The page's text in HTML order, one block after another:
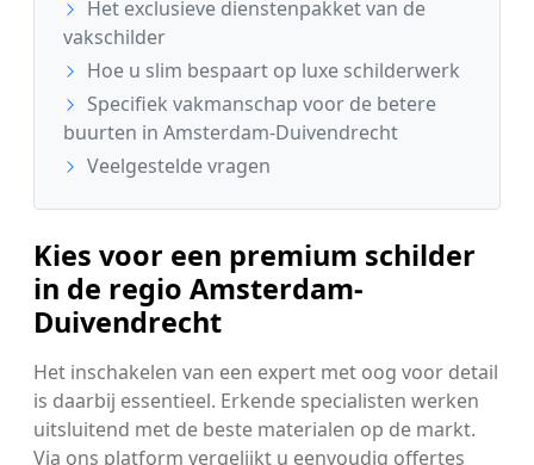
Het exclusieve dienstenpakket van de
vakschilder
Hoe u slim bespaart op luxe schilderwerk
Specifiek vakmanschap voor de betere
buurten in Amsterdam-Duivendrecht
Veelgestelde vragen
Kies voor een premium schilder
in de regio Amsterdam-
Duivendrecht
Het inschakelen van een expert met oog voor detail
is daarbij essentieel. Erkende specialisten werken
uitsluitend met de beste materialen op de markt.
Via ons platform vergelijkt u eenvoudig offertes